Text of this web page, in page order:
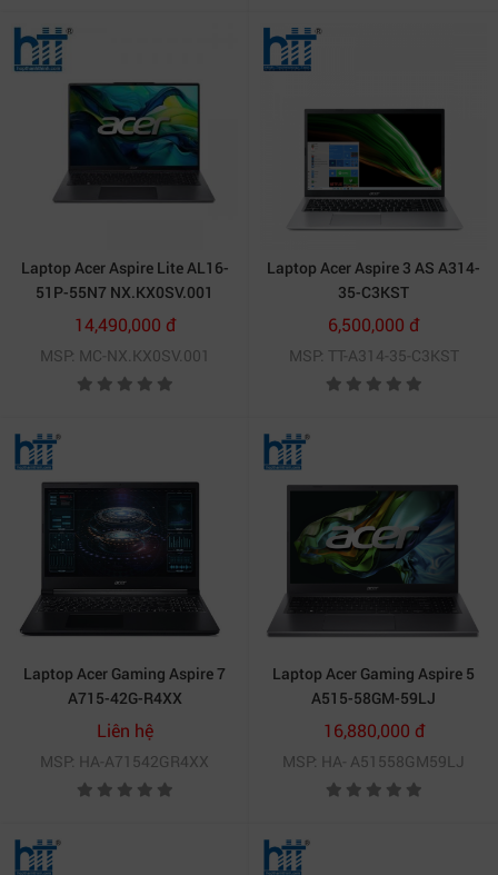
Laptop Acer Aspire Lite AL16-
51P-55N7 NX.KX0SV.001
14,490,000 đ
MSP: MC-NX.KX0SV.001
Laptop Acer Aspire 3 AS A314-
35-C3KST
6,500,000 đ
MSP: TT-A314-35-C3KST
Laptop Acer Gaming Aspire 7
A715-42G-R4XX
NH.QAYSV.008 (Ryzen 5-
5500U | 8GB | 256GB | GTX
1650 4GB | 15.6 inch FHD | Win
11 | Đen)
Liên hệ
MSP: HA-A71542GR4XX
Laptop Acer Gaming Aspire 5
A515-58GM-59LJ
NX.KQ4SV.001 (Intel Core i5-
13420H | 8GB | 512GB | NVIDIA
GeForce RTX 2050 | 15.6 inch
FHD | Win 11 | Gray)
16,880,000 đ
MSP: HA- A51558GM59LJ